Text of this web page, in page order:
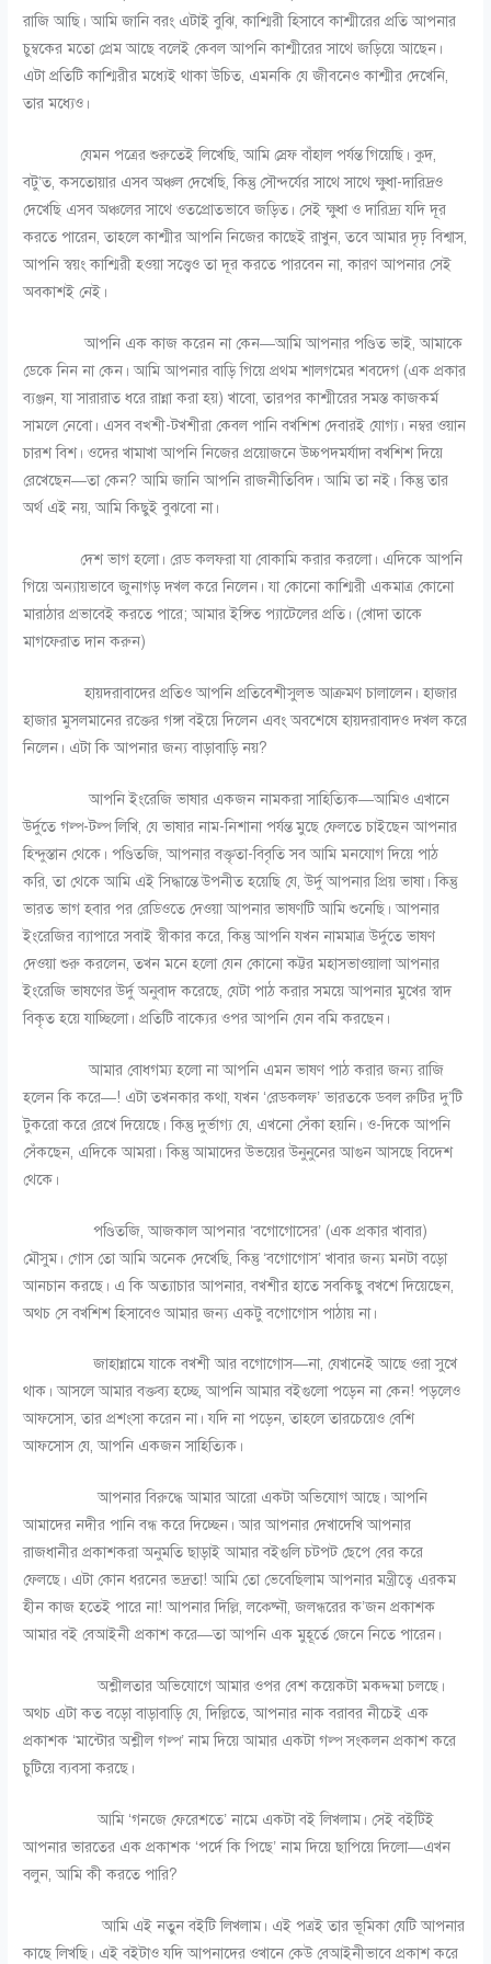
রাজি আছি। আমি জানি বরং এটাই বুঝি, কাশ্মিরী হিসাবে কাশ্মীরের প্রতি আপনার
চুম্বকের মতো প্রেম আছে বলেই কেবল আপনি কাশ্মীরের সাথে জড়িয়ে আছেন।
এটা প্রতিটি কাশ্মিরীর মধ্যেই থাকা উচিত, এমনকি যে জীবনেও কাশ্মীর দেখেনি,
তার মধ্যেও।
যেমন পত্রের শুরুতেই লিখেছি, আমি স্রেফ বাঁহাল পর্যন্ত গিয়েছি। কুদ,
বটু’ত, কসতোয়ার এসব অঞ্চল দেখেছি, কিন্তু সৌন্দর্যের সাথে সাথে ক্ষুধা-দারিদ্রও
দেখেছি এসব অঞ্চলের সাথে ওতপ্রোতভাবে জড়িত। সেই ক্ষুধা ও দারিদ্র্য যদি দূর
করতে পারেন, তাহলে কাশ্মীর আপনি নিজের কাছেই রাখুন, তবে আমার দৃঢ় বিশ্বাস,
আপনি স্বয়ং কাশ্মিরী হওয়া সত্ত্বেও তা দূর করতে পারবেন না, কারণ আপনার সেই
অবকাশই নেই।
আপনি এক কাজ করেন না কেন—আমি আপনার পণ্ডিত ভাই, আমাকে
ডেকে নিন না কেন। আমি আপনার বাড়ি গিয়ে প্রথম শালগমের শবদেগ (এক প্রকার
ব্যঞ্জন, যা সারারাত ধরে রান্না করা হয়) খাবো, তারপর কাশ্মীরের সমস্ত কাজকর্ম
সামলে নেবো। এসব বখ্শী-টখশীরা কেবল পানি বখশিশ দেবারই যোগ্য। নম্বর ওয়ান
চারশ বিশ। ওদের খামাখা আপনি নিজের প্রয়োজনে উচ্চপদমর্যাদা বখশিশ দিয়ে
রেখেছেন—তা কেন? আমি জানি আপনি রাজনীতিবিদ। আমি তা নই। কিন্তু তার
অর্থ এই নয়, আমি কিছুই বুঝবো না।
দেশ ভাগ হলো। রেড কলফরা যা বোকামি করার করলো। এদিকে আপনি
গিয়ে অন্যায়ভাবে জুনাগড় দখল করে নিলেন। যা কোনো কাশ্মিরী একমাত্র কোনো
মারাঠার প্রভাবেই করতে পারে; আমার ইঙ্গিত প্যাটেলের প্রতি। (খোদা তাকে
মাগফেরাত দান করুন)
হায়দরাবাদের প্রতিও আপনি প্রতিবেশীসুলভ আক্রমণ চালালেন। হাজার
হাজার মুসলমানের রক্তের গঙ্গা বইয়ে দিলেন এবং অবশেষে হায়দরাবাদও দখল করে
নিলেন। এটা কি আপনার জন্য বাড়াবাড়ি নয়?
আপনি ইংরেজি ভাষার একজন নামকরা সাহিত্যিক—আমিও এখানে
উর্দুতে গল্প-টল্প লিখি, যে ভাষার নাম-নিশানা পর্যন্ত মুছে ফেলতে চাইছেন আপনার
হিন্দুস্তান থেকে। পণ্ডিতজি, আপনার বক্তৃতা-বিবৃতি সব আমি মনযোগ দিয়ে পাঠ
করি, তা থেকে আমি এই সিদ্ধান্তে উপনীত হয়েছি যে, উর্দু আপনার প্রিয় ভাষা। কিন্তু
ভারত ভাগ হবার পর রেডিওতে দেওয়া আপনার ভাষণটি আমি শুনেছি। আপনার
ইংরেজির ব্যাপারে সবাই স্বীকার করে, কিন্তু আপনি যখন নামমাত্র উর্দুতে ভাষণ
দেওয়া শুরু করলেন, তখন মনে হলো যেন কোনো কট্টর মহাসভাওয়ালা আপনার
ইংরেজি ভাষণের উর্দু অনুবাদ করেছে, যেটা পাঠ করার সময়ে আপনার মুখের স্বাদ
বিকৃত হয়ে যাচ্ছিলো। প্রতিটি বাক্যের ওপর আপনি যেন বমি করছেন।
আমার বোধগম্য হলো না আপনি এমন ভাষণ পাঠ করার জন্য রাজি
হলেন কি করে—! এটা তখনকার কথা, যখন ‘রেডকলফ’ ভারতকে ডবল রুটির দু’টি
টুকরো করে রেখে দিয়েছে। কিন্তু দুর্ভাগ্য যে, এখনো সেঁকা হয়নি। ও-দিকে আপনি
সেঁকছেন, এদিকে আমরা। কিন্তু আমাদের উভয়ের উনুনুনের আগুন আসছে বিদেশ
থেকে।
পণ্ডিতজি, আজকাল আপনার ‘বগোগোসের’ (এক প্রকার খাবার)
মৌসুম। গোস তো আমি অনেক দেখেছি, কিন্তু ‘বগোগোস’ খাবার জন্য মনটা বড়ো
আনচান করছে। এ কি অত্যাচার আপনার, বখশীর হাতে সবকিছু বখশে দিয়েছেন,
অথচ সে বখশিশ হিসাবেও আমার জন্য একটু বগোগোস পাঠায় না।
জাহান্নামে যাকে বখশী আর বগোগোস—না, যেখানেই আছে ওরা সুখে
থাক। আসলে আমার বক্তব্য হচ্ছে, আপনি আমার বইগুলো পড়েন না কেন! পড়লেও
আফসোস, তার প্রশংসা করেন না। যদি না পড়েন, তাহলে তারচেয়েও বেশি
আফসোস যে, আপনি একজন সাহিত্যিক।
আপনার বিরুদ্ধে আমার আরো একটা অভিযোগ আছে। আপনি
আমাদের নদীর পানি বন্ধ করে দিচ্ছেন। আর আপনার দেখাদেখি আপনার
রাজধানীর প্রকাশকরা অনুমতি ছাড়াই আমার বইগুলি চটপট ছেপে বের করে
ফেলছে। এটা কোন ধরনের ভদ্রতা! আমি তো ভেবেছিলাম আপনার মন্ত্রীত্বে এরকম
হীন কাজ হতেই পারে না! আপনার দিল্লি, লক্ষ্নৌ, জলন্ধরের ক’জন প্রকাশক
আমার বই বেআইনী প্রকাশ করে—তা আপনি এক মুহূর্তে জেনে নিতে পারেন।
অশ্লীলতার অভিযোগে আমার ওপর বেশ কয়েকটা মকদ্দমা চলছে।
অথচ এটা কত বড়ো বাড়াবাড়ি যে, দিল্লিতে, আপনার নাক বরাবর নীচেই এক
প্রকাশক ‘মান্টোর অশ্লীল গল্প’ নাম দিয়ে আমার একটা গল্প সংকলন প্রকাশ করে
চুটিয়ে ব্যবসা করছে।
আমি ‘গনজে ফেরেশতে’ নামে একটা বই লিখলাম। সেই বইটিই
আপনার ভারতের এক প্রকাশক ‘পর্দে কি পিছে’ নাম দিয়ে ছাপিয়ে দিলো—এখন
বলুন, আমি কী করতে পারি?
আমি এই নতুন বইটি লিখলাম। এই পত্রই তার ভূমিকা যেটি আপনার
কাছে লিখছি। এই বইটাও যদি আপনাদের ওখানে কেউ বেআইনীভাবে প্রকাশ করে